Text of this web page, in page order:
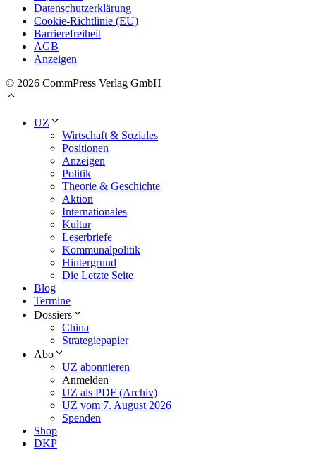
Datenschutzerklärung
Cookie-Richtlinie (EU)
Barrierefreiheit
AGB
Anzeigen
© 2026 CommPress Verlag GmbH
UZ
Wirtschaft & Soziales
Positionen
Anzeigen
Politik
Theorie & Geschichte
Aktion
Internationales
Kultur
Leserbriefe
Kommunalpolitik
Hintergrund
Die Letzte Seite
Blog
Termine
Dossiers
China
Strategiepapier
Abo
UZ abonnieren
Anmelden
UZ als PDF (Archiv)
UZ vom 7. August 2026
Spenden
Shop
DKP